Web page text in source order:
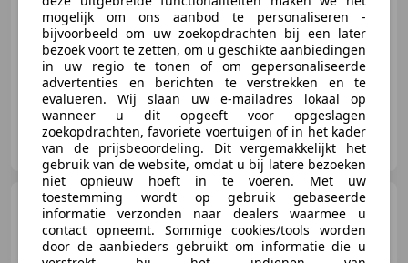
03/2005 224.716 km Benzine 59 kW (80 PK)
Autohandel Henk Heikamp
NL-3903 LK VEENENDAAL
Chrysler Sebring 2.7i-V6
24V LX Convertible ** CABRIO **
APK 8-2027
mogelijk om ons aanbod te personaliseren -
bijvoorbeeld om uw zoekopdrachten bij een later
bezoek voort te zetten, om u geschikte aanbiedingen
in uw regio te tonen of om gepersonaliseerde
advertenties en berichten te verstrekken en te
evalueren. Wij slaan uw e-mailadres lokaal op
wanneer u dit opgeeft voor opgeslagen
zoekopdrachten, favoriete voertuigen of in het kader
van de prijsbeoordeling. Dit vergemakkelijkt het
gebruik van de website, omdat u bij latere bezoeken
niet opnieuw hoeft in te voeren. Met uw
toestemming wordt op gebruik gebaseerde
informatie verzonden naar dealers waarmee u
contact opneemt. Sommige cookies/tools worden
door de aanbieders gebruikt om informatie die u